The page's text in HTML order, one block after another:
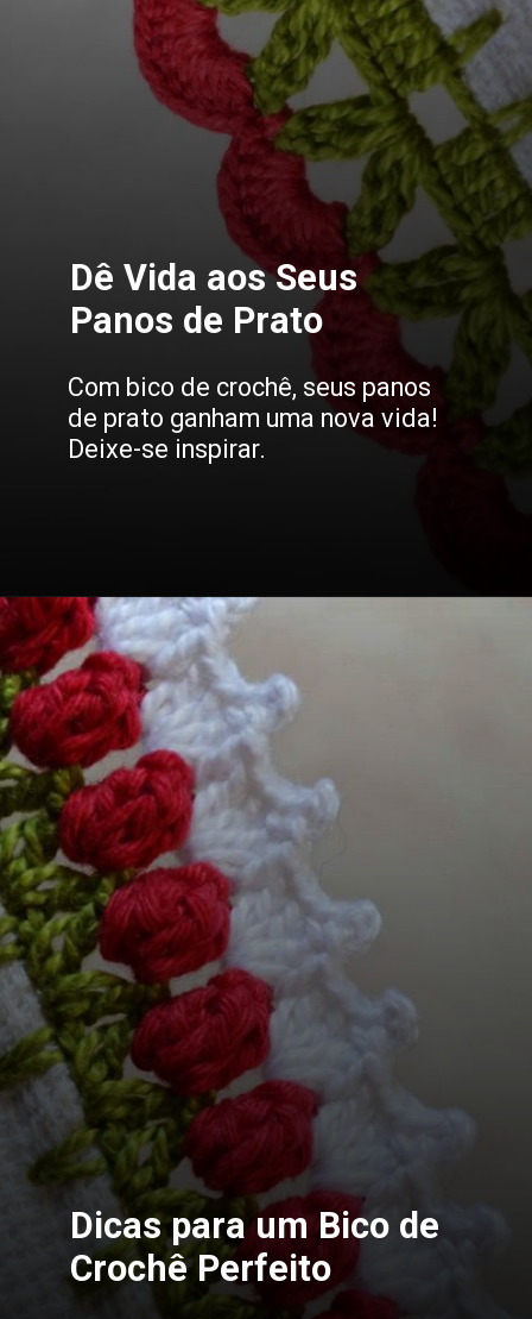
Dê Vida aos Seus
Panos de Prato
Com bico de crochê, seus panos
de prato ganham uma nova vida!
Deixe-se inspirar.
Opening
Dicas para um Bico de
Crochê Perfeito